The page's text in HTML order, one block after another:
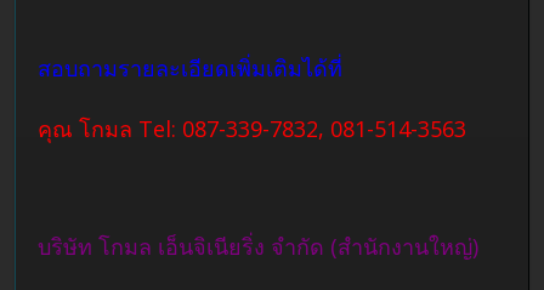
สอบถามรายละเอียดเพิ่มเติมได้ที่
คุณ โกมล Tel: 087-339-7832, 081-514-3563
บริษัท โกมล เอ็นจิเนียริ่ง จำกัด (สำนักงานใหญ่)